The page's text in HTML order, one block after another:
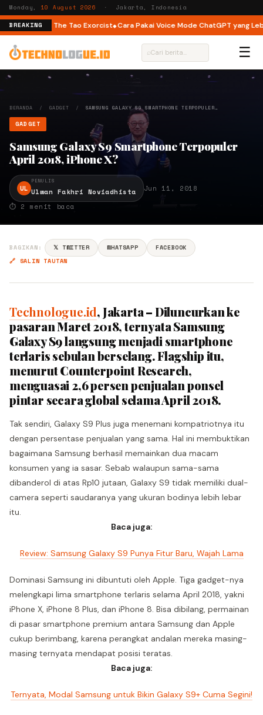
Monday, 10 August 2026 · Jakarta, Indonesia
BREAKING
You hingga The Tao Exorcist Cara Pakai Voice Mode ChatGPT yang
⌕ ☰
BERANDA / GADGET / SAMSUNG GALAXY S9 SMARTPHONE TERPOPULER…
GADGET
Samsung Galaxy S9 Smartphone Terpopuler
April 2018, iPhone X?
UL
PENULIS
Ulwan Fakhri Noviadhista
Jun 11, 2018
⏱ 2 menit baca
BAGIKAN: 𝕏 TWITTER WHATSAPP
FACEBOOK
🔗 SALIN TAUTAN
Technologue.id, Jakarta – Diluncurkan ke
pasaran Maret 2018, ternyata Samsung
Galaxy S9 langsung menjadi smartphone
terlaris sebulan berselang. Flagship itu,
menurut Counterpoint Research,
menguasai 2,6 persen penjualan ponsel
pintar secara global selama April 2018.
Tak sendiri, Galaxy S9 Plus juga menemani kompatriotnya itu
dengan persentase penjualan yang sama. Hal ini membuktikan
bagaimana Samsung berhasil memainkan dua macam
konsumen yang ia sasar. Sebab walaupun sama-sama
dibanderol di atas Rp10 jutaan, Galaxy S9 tidak memiliki dual-
camera seperti saudaranya yang ukuran bodinya lebih lebar
itu.
Baca juga:
Review: Samsung Galaxy S9 Punya Fitur Baru, Wajah Lama
Dominasi Samsung ini dibuntuti oleh Apple. Tiga gadget-nya
melengkapi lima smartphone terlaris selama April 2018, yakni
iPhone X, iPhone 8 Plus, dan iPhone 8. Bisa dibilang, permainan
di pasar smartphone premium antara Samsung dan Apple
cukup berimbang, karena perangkat andalan mereka masing-
masing ternyata mendapat posisi teratas.
Baca juga:
Ternyata, Modal Samsung untuk Bikin Galaxy S9+ Cuma Segini!